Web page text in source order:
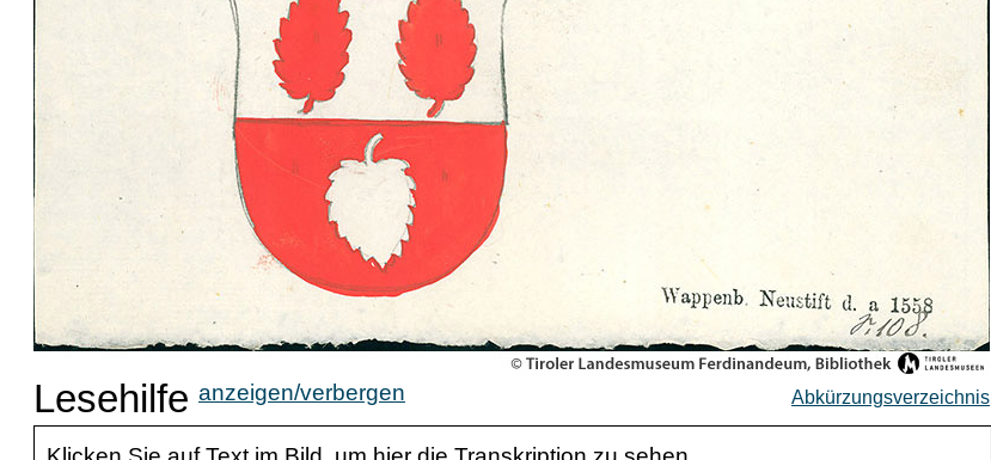
Lesehilfe anzeigen/verbergen Abkürzungsverzeichnis